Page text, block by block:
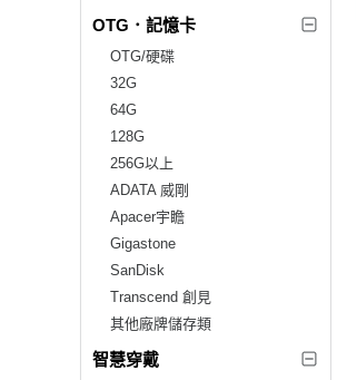
OTG．記憶卡
OTG/硬碟
32G
64G
128G
256G以上
ADATA 威剛
Apacer宇瞻
Gigastone
SanDisk
Transcend 創見
其他廠牌儲存類
智慧穿戴